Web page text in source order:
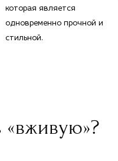
которая является
одновременно прочной и
стильной.